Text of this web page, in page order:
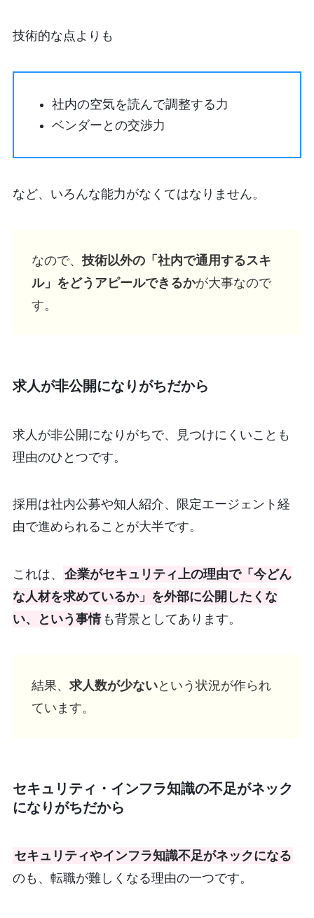
技術的な点よりも
社内の空気を読んで調整する力
ベンダーとの交渉力
など、いろんな能力がなくてはなりません。
なので、 技術以外の「社内で通用するスキ
ル」をどうアピールできるかが大事なので
す。
求人が非公開になりがちだから
求人が非公開になりがちで、見つけにくいことも
理由のひとつです。
採用は社内公募や知人紹介、限定エージェント経
由で進められることが大半です。
これは、
企業がセキュリティ上の理由で「今どん
な人材を求めているか」を外部に公開したくな
い、という事情 も背景としてあります。
結果、 求人数が少ないという状況が作られ
ています。
セキュリティ・インフラ知識の不足がネック
になりがちだから
セキュリティやインフラ知識不足がネックになる
のも、転職が難しくなる理由の一つです。